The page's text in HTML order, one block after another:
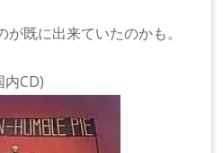
既に出来ていたのかも。
CD)